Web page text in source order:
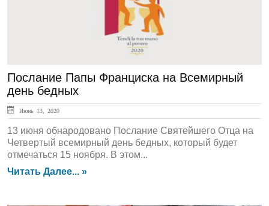
Послание Папы Франциска на Всемирный
день бедных
Июнь 13, 2020
13 июня обнародовано Послание Святейшего Отца на
Четвертый всемирный день бедных, который будет
отмечаться 15 ноября. В этом...
Читать Далее... »